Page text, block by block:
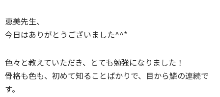
恵美先生、
今日はありがとうございました^^*
色々と教えていただき、とても勉強になりました！
骨格も色も、初めて知ることばかりで、目から鱗の連続で
す。